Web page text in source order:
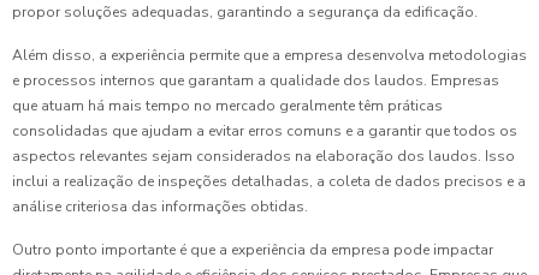
propor soluções adequadas, garantindo a segurança da edificação.
Além disso, a experiência permite que a empresa desenvolva metodologias
e processos internos que garantam a qualidade dos laudos. Empresas
que atuam há mais tempo no mercado geralmente têm práticas
consolidadas que ajudam a evitar erros comuns e a garantir que todos os
aspectos relevantes sejam considerados na elaboração dos laudos. Isso
inclui a realização de inspeções detalhadas, a coleta de dados precisos e a
análise criteriosa das informações obtidas.
Outro ponto importante é que a experiência da empresa pode impactar